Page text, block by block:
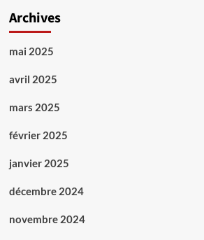
Archives
mai 2025
avril 2025
mars 2025
février 2025
janvier 2025
décembre 2024
novembre 2024